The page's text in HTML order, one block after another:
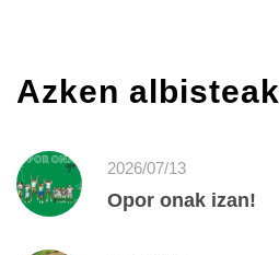
Azken albisteak
2026/07/13
Opor onak izan!